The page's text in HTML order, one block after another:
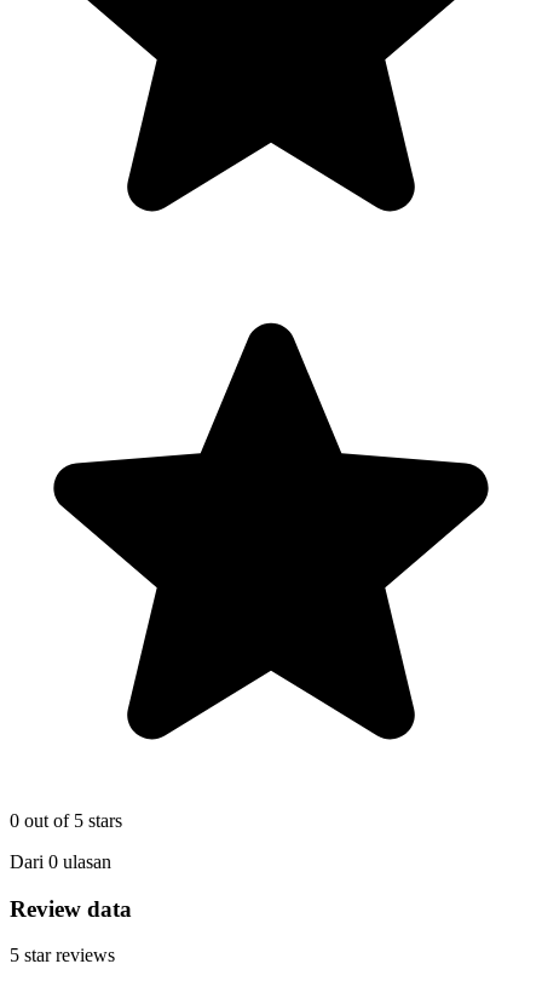
0 out of 5 stars
Dari 0 ulasan
Review data
5 star reviews